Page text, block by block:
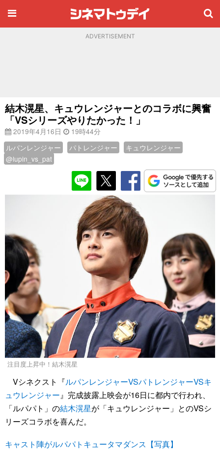
ADVERTISEMENT
結木滉星、キュウレンジャーとのコラボに興奮
「VSシリーズやりたかった！」
2019年4月16日
19時44分
ルパンレンジャー
パトレンジャー
キュウレンジャー
@lupin_vs_pat
注目度上昇中！結木滉星
Vシネクスト『ルパンレンジャーVSパトレンジャーVSキ
ュウレンジャー』完成披露上映会が16日に都内で行われ、
「ルパパト」の結木滉星が「キュウレンジャー」とのVSシ
リーズコラボを喜んだ。
キャスト陣がルパパトキュータマダンス【写真】